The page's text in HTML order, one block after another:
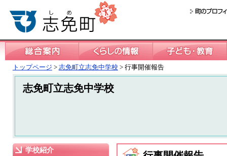
トップページ > 志免町立志免中学校 > 行事開催報告
志免町立志免中学校
学校紹介